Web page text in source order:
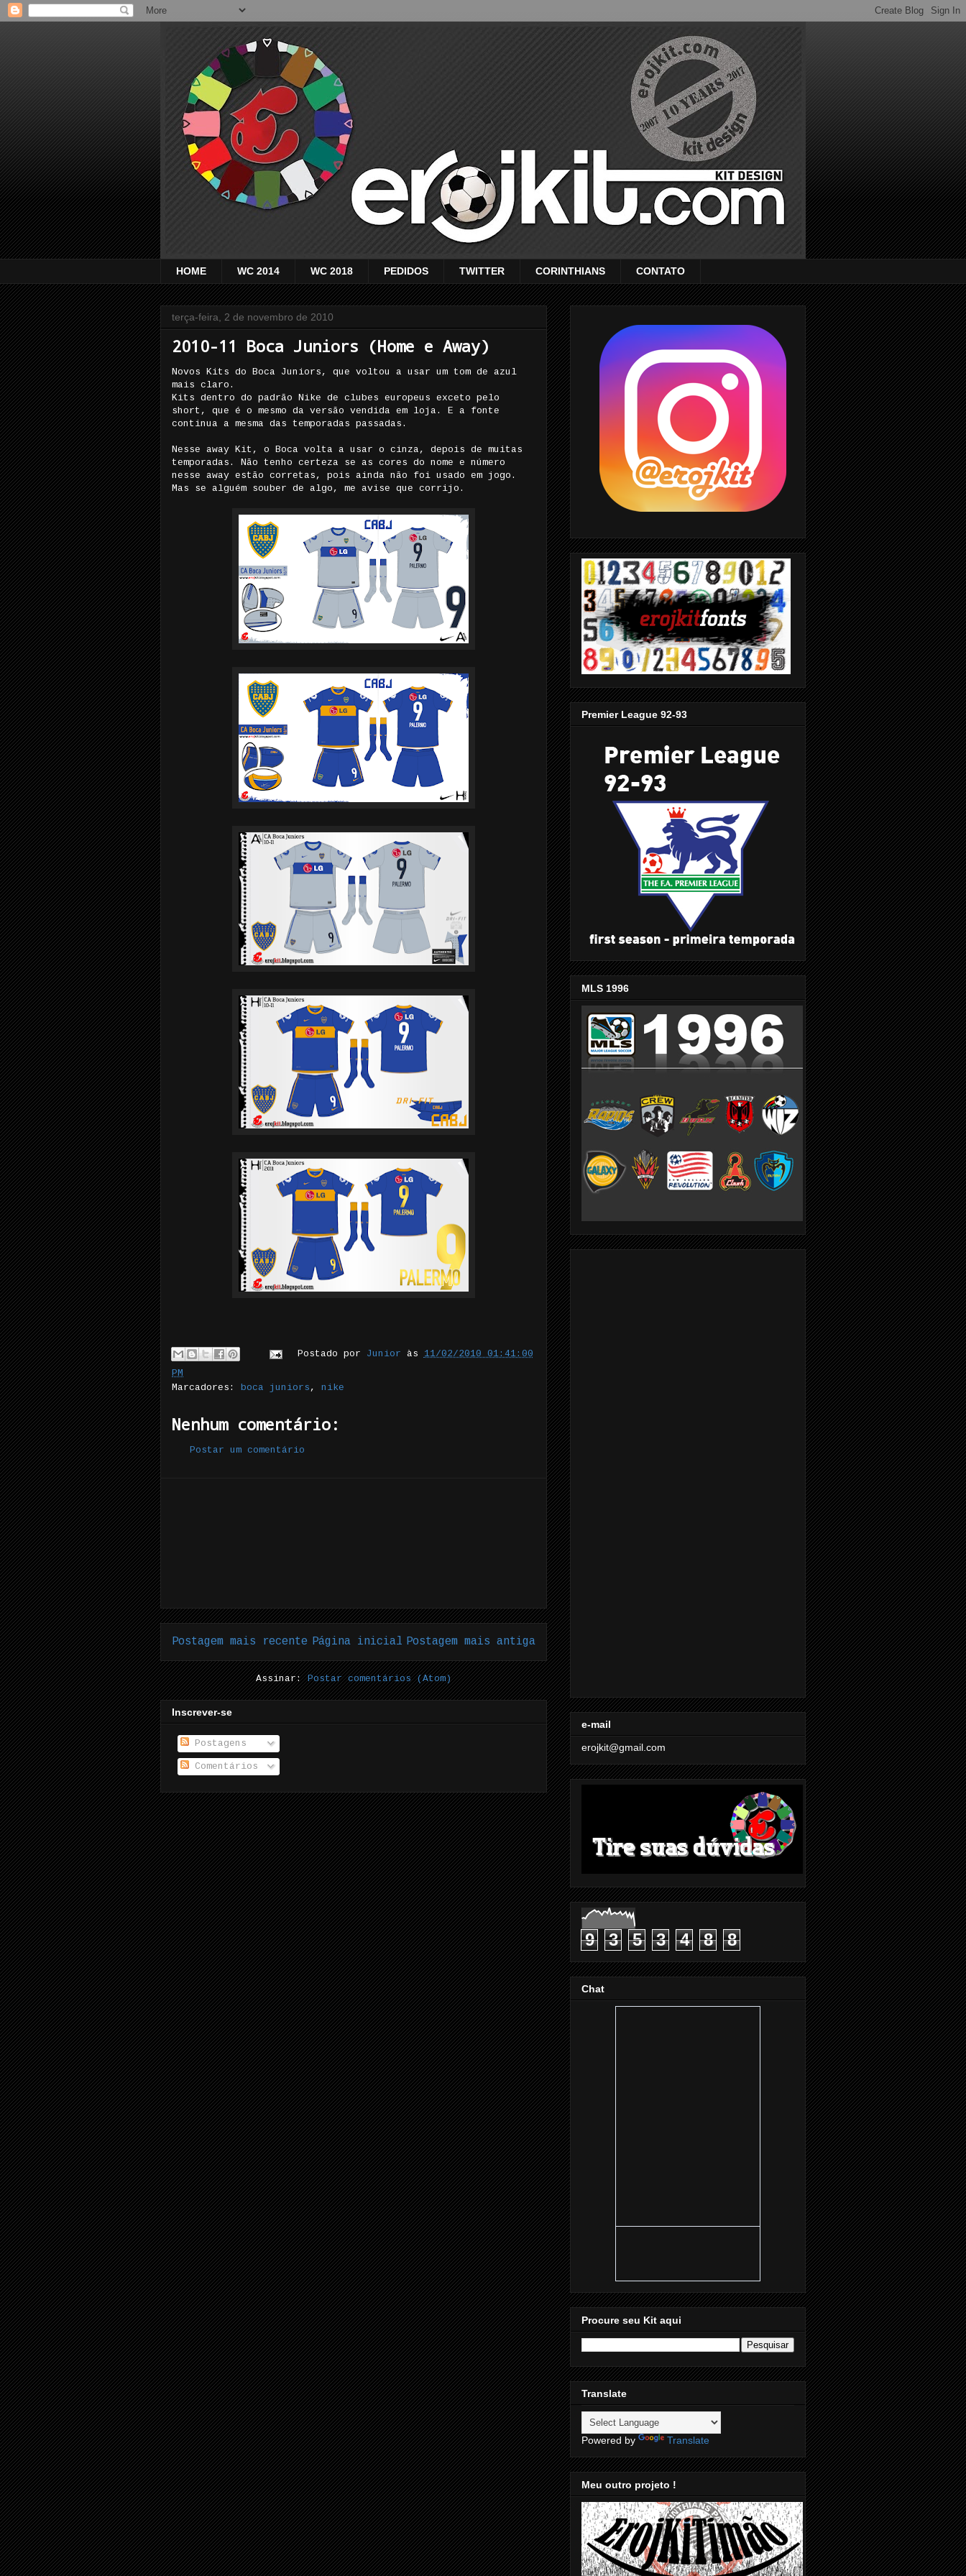
HOME WC 2014 WC 2018 PEDIDOS TWITTER CORINTHIANS CONTATO
terça-feira, 2 de novembro de 2010
2010-11 Boca Juniors (Home e Away)
Novos Kits do Boca Juniors, que voltou a usar um tom de azul
mais claro.
Kits dentro do padrão Nike de clubes europeus exceto pelo
short, que é o mesmo da versão vendida em loja. E a fonte
continua a mesma das temporadas passadas.
Nesse away Kit, o Boca volta a usar o cinza, depois de muitas
temporadas. Não tenho certeza se as cores do nome e número
nesse away estão corretas, pois ainda não foi usado em jogo.
Mas se alguém souber de algo, me avise que corrijo.
Postado por Junior às 11/02/2010 01:41:00
PM
Marcadores:
boca juniors , nike
Nenhum comentário:
Postar um comentário
Postagem mais recente Postagem mais antiga
Página inicial
Assinar:Postar comentários (Atom)
Inscrever-se
Postagens
Comentários
Premier League 92-93
MLS 1996
e-mail
erojkit@gmail.com
9 3 5 3 4 8 8
Chat
Procure seu Kit aqui
Translate
Powered by Translate
Meu outro projeto !